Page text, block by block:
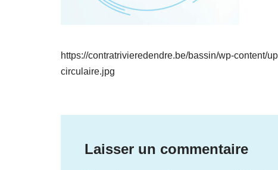
https://contratrivieredendre.be/bassin/wp-content/
circulaire.jpg
Laisser un commentaire